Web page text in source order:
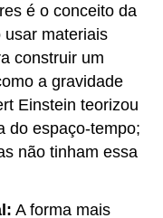
é o conceito da
usar materiais
construir um
a gravidade
Einstein teorizou
do espaço-tempo;
não tinham essa
A forma mais